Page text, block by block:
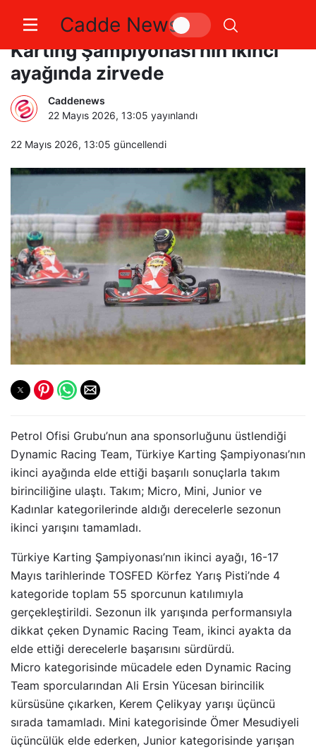
Cadde News
Dynamic Racing Team Türkiye
Karting Şampiyonası’nın ikinci
ayağında zirvede
Caddenews
22 Mayıs 2026, 13:05 yayınlandı
22 Mayıs 2026, 13:05 güncellendi
Petrol Ofisi Grubu’nun ana sponsorluğunu üstlendiği
Dynamic Racing Team, Türkiye Karting Şampiyonası’nın
ikinci ayağında elde ettiği başarılı sonuçlarla takım
birinciliğine ulaştı. Takım; Micro, Mini, Junior ve
Kadınlar kategorilerinde aldığı derecelerle sezonun
ikinci yarışını tamamladı.
Türkiye Karting Şampiyonası’nın ikinci ayağı, 16-17
Mayıs tarihlerinde TOSFED Körfez Yarış Pisti’nde 4
kategoride toplam 55 sporcunun katılımıyla
gerçekleştirildi. Sezonun ilk yarışında performansıyla
dikkat çeken Dynamic Racing Team, ikinci ayakta da
elde ettiği derecelerle başarısını sürdürdü.
Micro kategorisinde mücadele eden Dynamic Racing
Team sporcularından Ali Ersin Yücesan birincilik
kürsüsüne çıkarken, Kerem Çelikyay yarışı üçüncü
sırada tamamladı. Mini kategorisinde Ömer Mesudiyeli
üçüncülük elde ederken, Junior kategorisinde yarışan